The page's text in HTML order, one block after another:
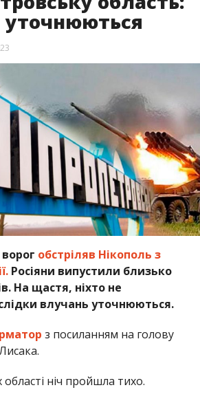
уточнюються
обстріляв Нікополь з
Росіяни випустили близько
На щастя, ніхто не
влучань уточнюються.
з посиланням на голову
ніч пройшла тихо.